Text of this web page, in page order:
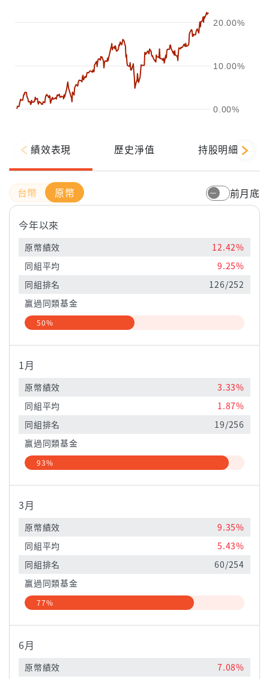
0.00%
10.00%
20.00%
績效表現 歷史淨值 持股明細
原幣 前月底
今年以來
原幣績效
12.42%
同組平均
9.25%
同組排名
126/252
贏過同類基金
50%
1月
原幣績效
3.33%
同組平均
1.87%
同組排名
19/256
贏過同類基金
93%
3月
原幣績效
9.35%
同組平均
5.43%
同組排名
60/254
贏過同類基金
77%
6月
原幣績效
7.08%